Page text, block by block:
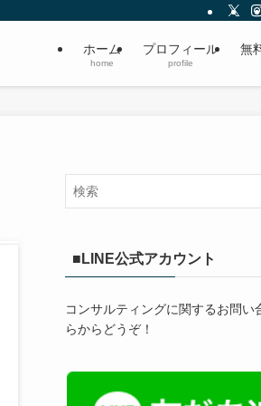
ホーム
home
プロフィール
profile
無
■LINE公式アカウント
コンサルティングに関するお問い
らからどうぞ！